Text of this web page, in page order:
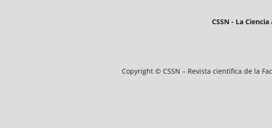
CSSN - La
Copyright © CSSN – Revista científica de la